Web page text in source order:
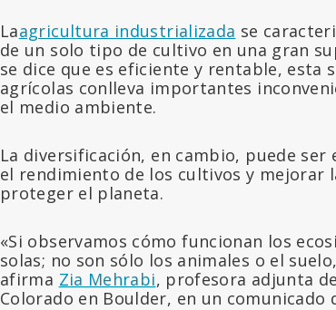
Laagricultura industrializada se
de un solo tipo de cultivo en una gran
se dice que es eficiente y rentable, esta
agrícolas conlleva importantes
el medio ambiente.
La diversificación, en cambio, puede
el rendimiento de los cultivos y mejorar
proteger el planeta.
«Si observamos cómo funcionan los
solas; no son sólo los animales o el
afirma Zia Mehrabi, profesora adjunta
Colorado en Boulder, en un comunicado